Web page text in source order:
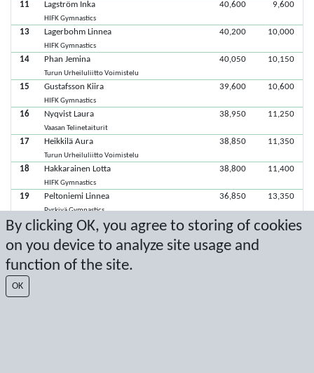
By clicking OK, you agree to storing of cookies
on you device to analyze site usage and
function of the site.
OK
11 Lagström Inka
HIFK Gymnastics
40,600 9,600
13 Lagerbohm Linnea
HIFK Gymnastics
40,200 10,000
14 Phan Jemina
Turun Urheiluliitto Voimistelu
40,050 10,150
15 Gustafsson Kiira
HIFK Gymnastics
39,600 10,600
16 Nyqvist Laura
Vaasan Telinetaiturit
38,950 11,250
17 Heikkilä Aura
Turun Urheiluliitto Voimistelu
38,850 11,350
18 Hakkarainen Lotta
HIFK Gymnastics
38,800 11,400
19 Peltoniemi Linnea
Pyrkivä Gymnastics
36,850 13,350
20 Sihvonen Ida
Kuusikon Urheilijat
36,200 14,000
21 Haavisto Kia
Pyrkivä Gymnastics
12,450
22